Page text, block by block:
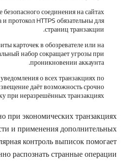
соединения на сайтах
протокол HTTPS обязательны для
страниц транзакции.
карточек в обозревателе или на
набор сокращает угрозы при
проникновении аккаунта.
о всех транзакциях по
даёт возможность срочно
при неразрешённых транзакциях.
при экономических транзакциях
и применения дополнительных
контроль выписок помогает
распознать странные операции.